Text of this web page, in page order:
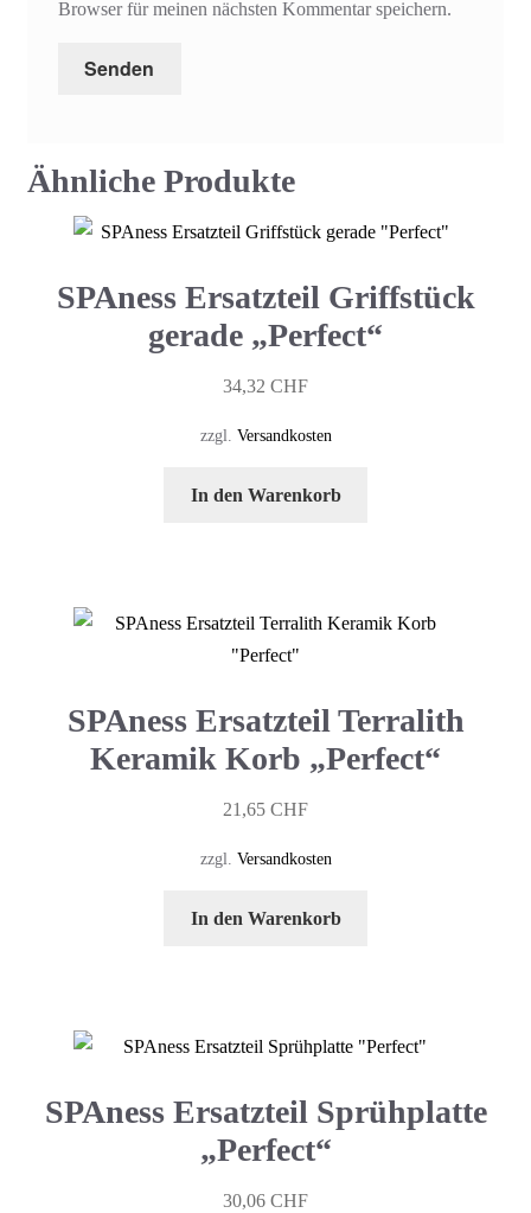
Browser für meinen nächsten Kommentar speichern.
Ähnliche Produkte
SPAness Ersatzteil Griffstück
gerade „Perfect“
34,32 CHF
zzgl. Versandkosten
In den Warenkorb
SPAness Ersatzteil Terralith
Keramik Korb „Perfect“
21,65 CHF
zzgl. Versandkosten
In den Warenkorb
SPAness Ersatzteil Sprühplatte
„Perfect“
30,06 CHF